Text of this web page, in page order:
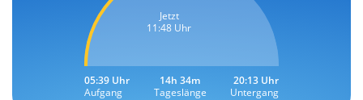
Jetzt
11:48 Uhr
05:39 Uhr
Aufgang
14h 34m
Tageslänge
20:13 Uhr
Untergang